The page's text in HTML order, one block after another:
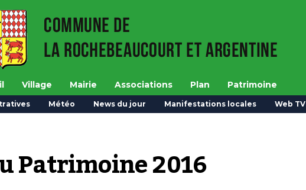
Village Mairie Associations Plan Patrimoine
Météo News du jour Manifestations locales Web TV
Patrimoine 2016